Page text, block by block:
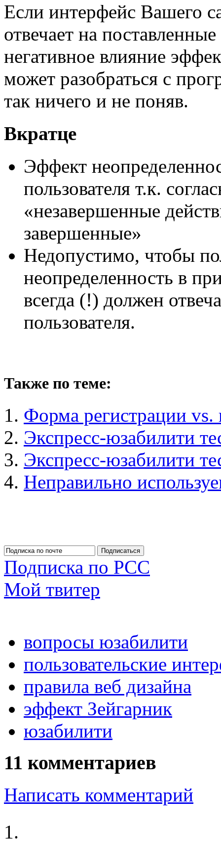
Если интерфейс Вашего
отвечает на
негативное влияние
может разобраться с
так ничего и не поняв.
Вкратце
Эффект
пользователя т.к.
«незавершенные
завершенные»
Недопустимо, чтобы
неопределенность в
всегда (!) должен
пользователя.
Также по теме:
Форма регистрации vs.
Экспресс-юзабилити
Экспресс-юзабилити
Неправильно
Подписка по РСС
Мой твитер
вопросы юзабилити
пользовательские
правила веб дизайна
эффект Зейгарник
юзабилити
11 комментариев
Написать комментарий